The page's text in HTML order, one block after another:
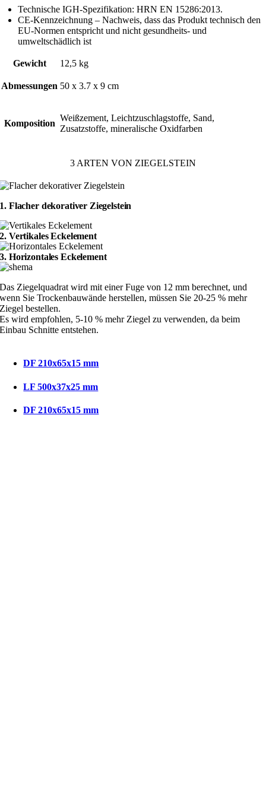
Technische IGH-Spezifikation: HRN EN 15286:2013.
CE-Kennzeichnung – Nachweis, dass das Produkt technisch den
EU-Normen entspricht und nicht gesundheits- und
umweltschädlich ist
Gewicht 12,5 kg
Abmessungen 50 x 3.7 x 9 cm
Komposition
Weißzement, Leichtzuschlagstoffe, Sand,
Zusatzstoffe, mineralische Oxidfarben
3 ARTEN VON ZIEGELSTEIN
1. Flacher dekorativer Ziegelstein
2. Vertikales Eckelement
3. Horizontales Eckelement
Das Ziegelquadrat wird mit einer Fuge von 12 mm berechnet, und
wenn Sie Trockenbauwände herstellen, müssen Sie 20-25 % mehr
Ziegel bestellen.
Es wird empfohlen, 5-10 % mehr Ziegel zu verwenden, da beim
Einbau Schnitte entstehen.
DF 210x65x15 mm
LF 500x37x25 mm
DF 210x65x15 mm